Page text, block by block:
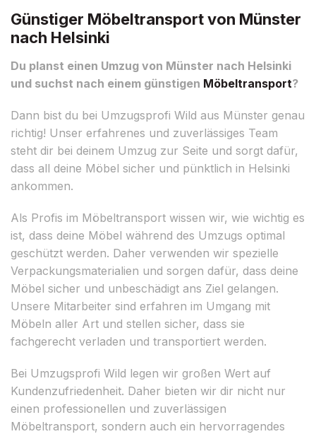
Günstiger Möbeltransport von Münster
nach Helsinki
Du planst einen Umzug von Münster nach Helsinki
und suchst nach einem günstigen Möbeltransport?
Dann bist du bei Umzugsprofi Wild aus Münster genau
richtig! Unser erfahrenes und zuverlässiges Team
steht dir bei deinem Umzug zur Seite und sorgt dafür,
dass all deine Möbel sicher und pünktlich in Helsinki
ankommen.
Als Profis im Möbeltransport wissen wir, wie wichtig es
ist, dass deine Möbel während des Umzugs optimal
geschützt werden. Daher verwenden wir spezielle
Verpackungsmaterialien und sorgen dafür, dass deine
Möbel sicher und unbeschädigt ans Ziel gelangen.
Unsere Mitarbeiter sind erfahren im Umgang mit
Möbeln aller Art und stellen sicher, dass sie
fachgerecht verladen und transportiert werden.
Bei Umzugsprofi Wild legen wir großen Wert auf
Kundenzufriedenheit. Daher bieten wir dir nicht nur
einen professionellen und zuverlässigen
Möbeltransport, sondern auch ein hervorragendes